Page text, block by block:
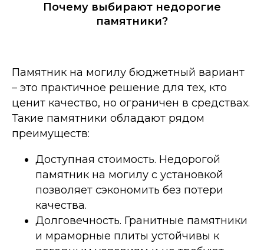
Почему выбирают недорогие
памятники?
Памятник на могилу бюджетный вариант
– это практичное решение для тех, кто
ценит качество, но ограничен в средствах.
Такие памятники обладают рядом
преимуществ:
Доступная стоимость. Недорогой
памятник на могилу с установкой
позволяет сэкономить без потери
качества.
Долговечность. Гранитные памятники
и мраморные плиты устойчивы к